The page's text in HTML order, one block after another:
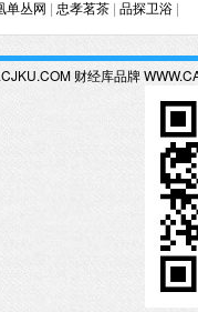
单丛网 忠孝茗茶 品探卫浴
财经库品牌